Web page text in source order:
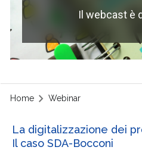
Il webcast è
Home Webinar
La digitalizzazione dei
Il caso SDA-Bocconi